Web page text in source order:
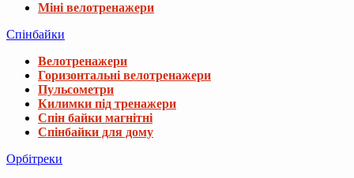
Міні велотренажери
Спінбайки
Велотренажери
Горизонтальні велотренажери
Пульсометри
Килимки під тренажери
Спін байки магнітні
Спінбайки для дому
Орбітреки